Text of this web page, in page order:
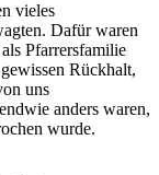
vieles
Dafür waren
Pfarrersfamilie
Rückhalt,
uns
anders waren,
wurde.